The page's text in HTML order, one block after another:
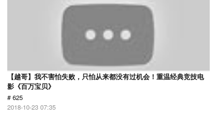
【越哥】我不害怕失败，只怕从来都没有过机会！重温经典竞技电
影《百万宝贝》
# 625
2018-10-23 07:35